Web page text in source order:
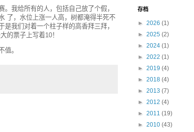
我给所有的人，包括自己放了个假，
了，水位上涨一人高，树都淹得半死不
我们对着一个柱子样的高香拜三拜，
的票子上写着10！
值。
存档
► 2026 (1)
► 2025 (2)
► 2024 (1)
► 2022 (1)
► 2019 (4)
► 2018 (4)
► 2013 (7)
► 2012 (4)
► 2011 (19)
► 2010 (43)